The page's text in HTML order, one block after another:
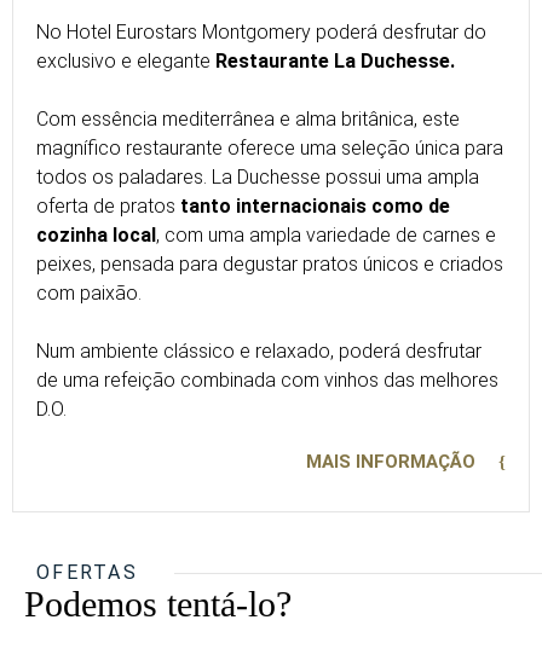
No Hotel Eurostars Montgomery poderá desfrutar do
exclusivo e elegante Restaurante La Duchesse.
Com essência mediterrânea e alma britânica, este
magnífico restaurante oferece uma seleção única para
todos os paladares. La Duchesse possui uma ampla
oferta de pratos tanto internacionais como de
cozinha local, com uma ampla variedade de carnes e
peixes, pensada para degustar pratos únicos e criados
com paixão.
Num ambiente clássico e relaxado, poderá desfrutar
de uma refeição combinada com vinhos das melhores
D.O.
MAIS INFORMAÇÃO
OFERTAS
Podemos tentá-lo?